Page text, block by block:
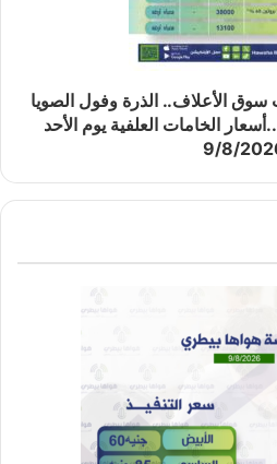
الأعلاف.. الذرة وفول الصويا
الخامات العلفية يوم الأحد
9/8/